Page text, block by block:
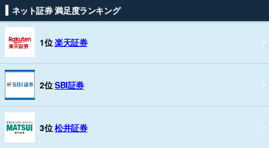
ネット証券 満足度ランキング
1位楽天証券
2位SBI証券
3位松井証券